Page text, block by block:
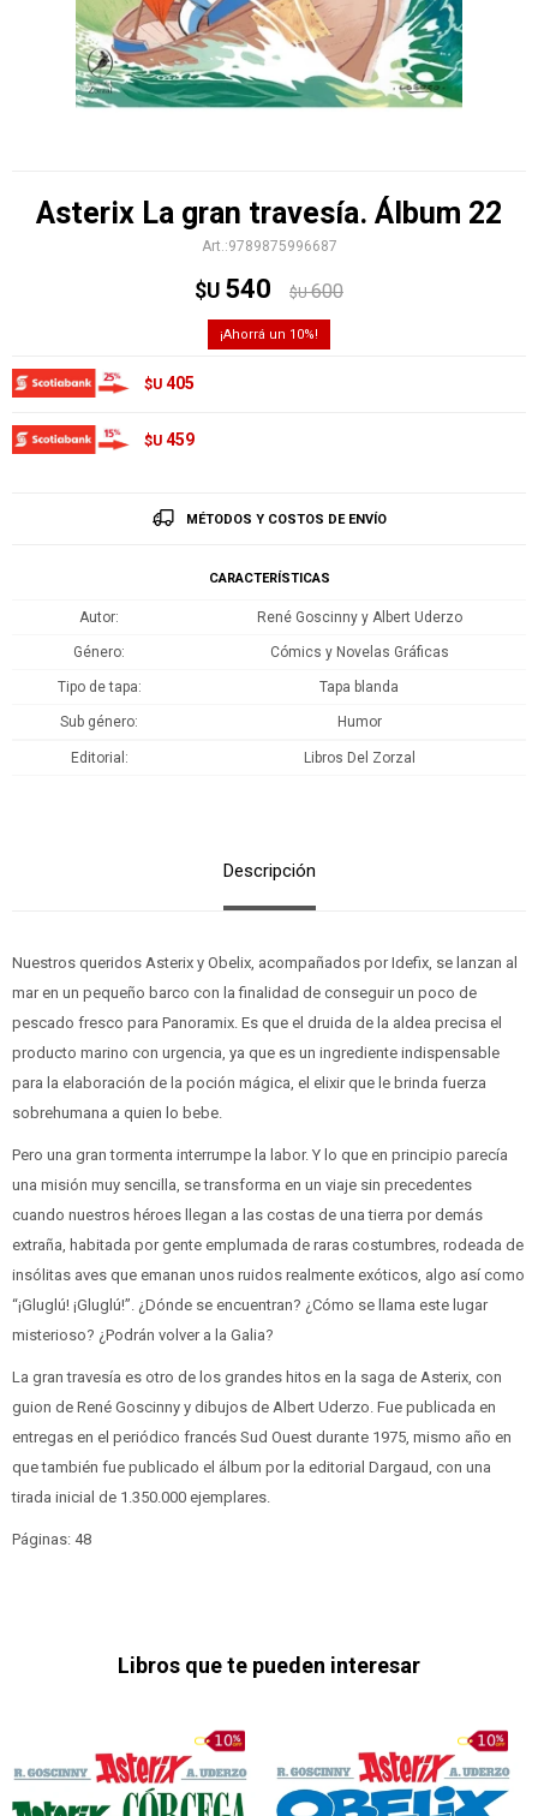
Asterix La gran travesía. Álbum 22
9789875996687
$U 540 $U 600
10
$U 405
$U 459
MÉTODOS Y COSTOS DE ENVÍO
CARACTERÍSTICAS
Autor René Goscinny y Albert Uderzo
Género Cómics y Novelas Gráficas
Tipo de tapa Tapa blanda
Sub género Humor
Editorial Libros Del Zorzal
Descripción
Nuestros queridos Asterix y Obelix, acompañados por Idefix, se lanzan al
mar en un pequeño barco con la finalidad de conseguir un poco de
pescado fresco para Panoramix. Es que el druida de la aldea precisa el
producto marino con urgencia, ya que es un ingrediente indispensable
para la elaboración de la poción mágica, el elixir que le brinda fuerza
sobrehumana a quien lo bebe.
Pero una gran tormenta interrumpe la labor. Y lo que en principio parecía
una misión muy sencilla, se transforma en un viaje sin precedentes
cuando nuestros héroes llegan a las costas de una tierra por demás
extraña, habitada por gente emplumada de raras costumbres, rodeada de
insólitas aves que emanan unos ruidos realmente exóticos, algo así como
“¡Gluglú! ¡Gluglú!”. ¿Dónde se encuentran? ¿Cómo se llama este lugar
misterioso? ¿Podrán volver a la Galia?
La gran travesía es otro de los grandes hitos en la saga de Asterix, con
guion de René Goscinny y dibujos de Albert Uderzo. Fue publicada en
entregas en el periódico francés Sud Ouest durante 1975, mismo año en
que también fue publicado el álbum por la editorial Dargaud, con una
tirada inicial de 1.350.000 ejemplares.
Páginas: 48
Libros que te pueden interesar